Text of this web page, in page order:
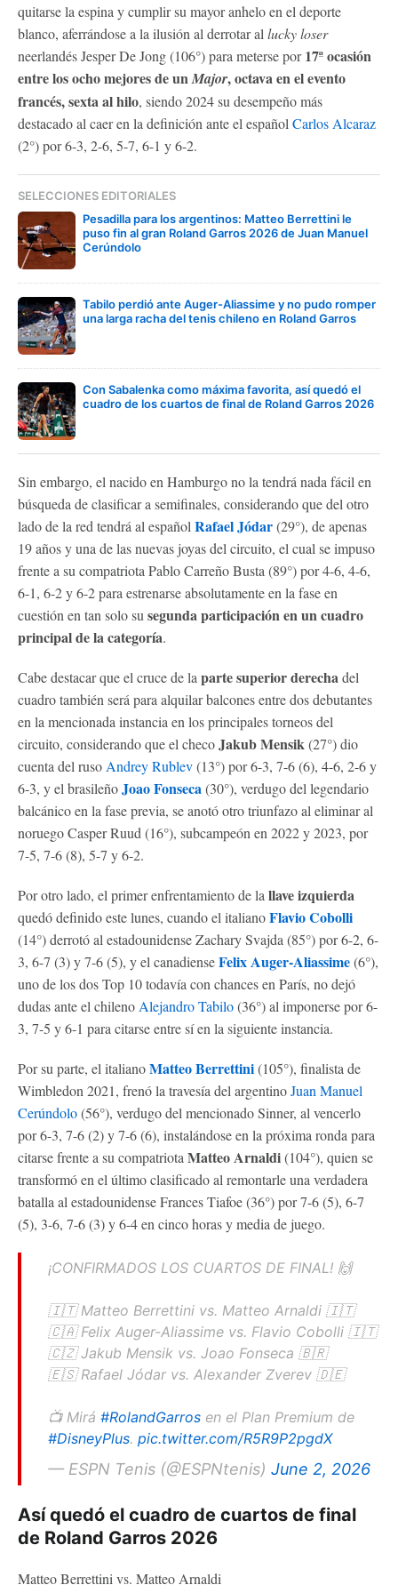
quitarse la espina y cumplir su mayor anhelo en el deporte
blanco, aferrándose a la ilusión al derrotar al lucky loser
neerlandés Jesper De Jong (106°) para meterse por17ª ocasión
entre los ocho mejores de unMajor, octava en el evento
francés, sexta al hilo, siendo 2024 su desempeño más
destacado al caer en la definición ante el español Carlos Alcaraz
(2°) por 6-3, 2-6, 5-7, 6-1 y 6-2.
SELECCIONES EDITORIALES
Pesadilla para los argentinos: Matteo Berrettini le
puso fin al gran Roland Garros 2026 de Juan Manuel
Cerúndolo
Tabilo perdió ante Auger-Aliassime y no pudo romper
una larga racha del tenis chileno en Roland Garros
Con Sabalenka como máxima favorita, así quedó el
cuadro de los cuartos de final de Roland Garros 2026
Sin embargo, el nacido en Hamburgo no la tendrá nada fácil en
búsqueda de clasificar a semifinales, considerando que del otro
lado de la red tendrá al español Rafael Jódar(29°), de apenas
19 años y una de las nuevas joyas del circuito, el cual se impuso
frente a su compatriota Pablo Carreño Busta (89°) por 4-6, 4-6,
6-1, 6-2 y 6-2 para estrenarse absolutamente en la fase en
cuestión en tan solo su segunda participación en un cuadro
principal de la categoría.
Cabe destacar que el cruce de la parte superior derechadel
cuadro también será para alquilar balcones entre dos debutantes
en la mencionada instancia en los principales torneos del
circuito, considerando que el checoJakub Mensik(27°) dio
cuenta del ruso Andrey Rublev(13°) por 6-3, 7-6 (6), 4-6, 2-6 y
6-3, y el brasileñoJoao Fonseca(30°), verdugo del legendario
balcánico en la fase previa, se anotó otro triunfazo al eliminar al
noruego Casper Ruud (16°), subcampeón en 2022 y 2023, por
7-5, 7-6 (8), 5-7 y 6-2.
Por otro lado, el primer enfrentamiento de la llave izquierda
quedó definido este lunes, cuando el italianoFlavio Cobolli
(14°) derrotó al estadounidense Zachary Svajda (85°) por 6-2, 6-
3, 6-7 (3) y 7-6 (5), y el canadienseFelix Auger-Aliassime(6°),
uno de los dos Top 10 todavía con chances en París, no dejó
dudas ante el chileno Alejandro Tabilo(36°) al imponerse por 6-
3, 7-5 y 6-1 para citarse entre sí en la siguiente instancia.
Por su parte, el italianoMatteo Berrettini(105°), finalista de
Wimbledon 2021, frenó la travesía del argentinoJuan Manuel
Cerúndolo(56°), verdugo del mencionado Sinner, al vencerlo
por 6-3, 7-6 (2) y 7-6 (6), instalándose en la próxima ronda para
citarse frente a su compatriota Matteo Arnaldi(104°), quien se
transformó en el último clasificado al remontarle una verdadera
batalla al estadounidense Frances Tiafoe (36°) por 7-6 (5), 6-7
(5), 3-6, 7-6 (3) y 6-4 en cinco horas y media de juego.
¡CONFIRMADOS LOS CUARTOS DE FINAL! 🙌
🇮🇹 Matteo Berrettini vs. Matteo Arnaldi 🇮🇹
🇨🇦 Felix Auger-Aliassime vs. Flavio Cobolli 🇮🇹
🇨🇿 Jakub Mensik vs. Joao Fonseca 🇧🇷
🇪🇸 Rafael Jódar vs. Alexander Zverev 🇩🇪
📺 Mirá #RolandGarros en el Plan Premium de
#DisneyPlus. pic.twitter.com/R5R9P2pgdX
— ESPN Tenis (@ESPNtenis) June 2, 2026
Así quedó el cuadro de cuartos de final
de Roland Garros 2026
Matteo Berrettini vs. Matteo Arnaldi